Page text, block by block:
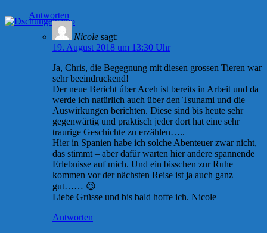
Antworten
Nicole sagt:
19. August 2018 um 13:30 Uhr
Ja, Chris, die Begegnung mit diesen grossen Tieren war
sehr beeindruckend!
Der neue Bericht úber Aceh ist bereits in Arbeit und da
werde ich natürlich auch über den Tsunami und die
Auswirkungen berichten. Diese sind bis heute sehr
gegenwärtig und praktisch jeder dort hat eine sehr
traurige Geschichte zu erzählen…..
Hier in Spanien habe ich solche Abenteuer zwar nicht,
das stimmt – aber dafür warten hier andere spannende
Erlebnisse auf mich. Und ein bisschen zur Ruhe
kommen vor der nächsten Reise ist ja auch ganz
gut…… 😉
Liebe Grüsse und bis bald hoffe ich. Nicole
Antworten